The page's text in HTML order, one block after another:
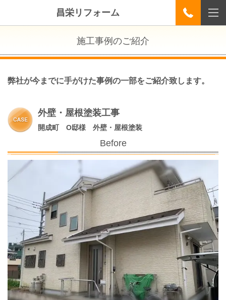
昌栄リフォーム
施工事例のご紹介
弊社が今までに手がけた事例の一部をご紹介致します。
外壁・屋根塗装工事
開成町 O邸様 外壁・屋根塗装
Before